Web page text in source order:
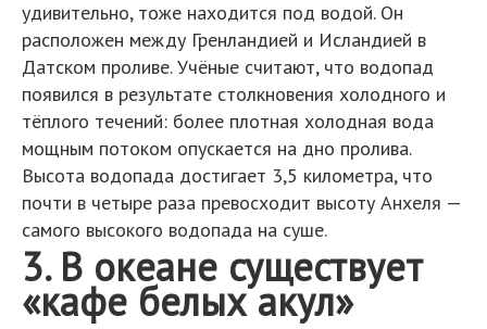
удивительно, тоже находится под водой. Он
расположен между Гренландией и Исландией в
Датском проливе. Учёные считают, что водопад
появился в результате столкновения холодного и
тёплого течений: более плотная холодная вода
мощным потоком опускается на дно пролива.
Высота водопада достигает 3,5 километра, что
почти в четыре раза превосходит высоту Анхеля —
самого высокого водопада на суше.
3. В океане существует
«кафе белых акул»